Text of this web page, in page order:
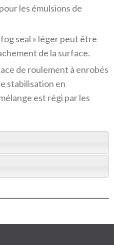
les émulsions de
seal » léger peut être
de la surface.
de roulement à enrobés
stabilisation en
est régi par les